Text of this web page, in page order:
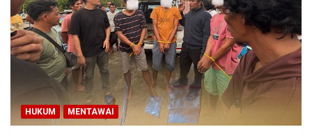
HUKUM MENTAWAI